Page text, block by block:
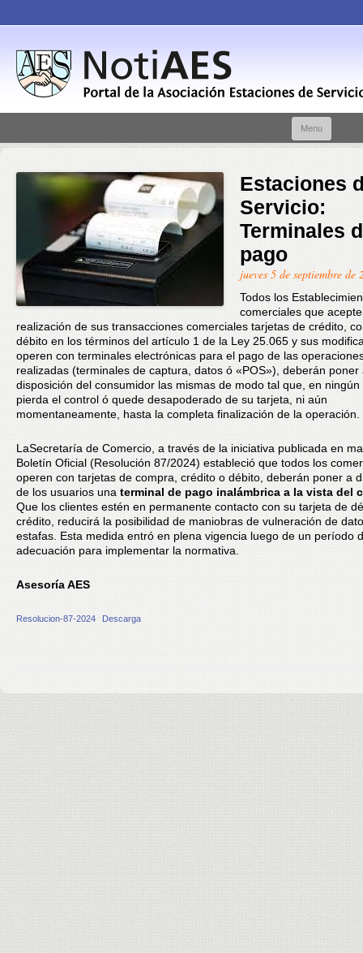
Menu
Estaciones
Servicio:
Terminales
pago
jueves 5 de septiembre de
Todos los
comerciales que
realización de sus transacciones comerciales tarjetas de crédito,
débito en los términos del artículo 1 de la Ley 25.065 y sus
operen con terminales electrónicas para el pago de las
realizadas (terminales de captura, datos ó «POS»), deberán poner
disposición del consumidor las mismas de modo tal que, en
pierda el control ó quede desapoderado de su tarjeta, ni aún
momentaneamente, hasta la completa finalización de la operación.
LaSecretaría de Comercio, a través de la iniciativa publicada en
Boletín Oficial (Resolución 87/2024) estableció que todos los
operen con tarjetas de compra, crédito o débito, deberán poner a
de los usuarios una terminal de pago inalámbrica a la vista del
Que los clientes estén en permanente contacto con su tarjeta de
crédito, reducirá la posibilidad de maniobras de vulneración de
estafas. Esta medida entró en plena vigencia luego de un período
adecuación para implementar la normativa.
Asesoría AES
Resolucion-87-2024 Descarga